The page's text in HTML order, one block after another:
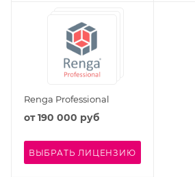
Renga Professional
от190 000 руб
ВЫБРАТЬ ЛИЦЕНЗИЮ